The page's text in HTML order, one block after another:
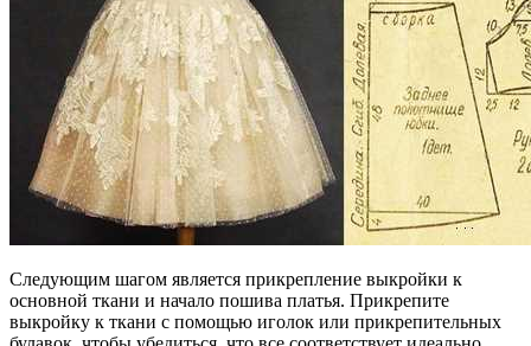
Следующим шагом является прикрепление выкройки к
основной ткани и начало пошива платья. Прикрепите
выкройку к ткани с помощью иголок или прикрепительных